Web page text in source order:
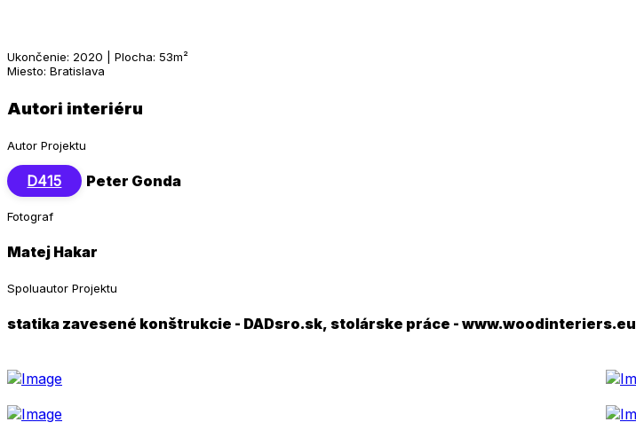
Ukončenie: 2020 | Plocha: 53m²
Miesto: Bratislava
Autori interiéru
Autor Projektu
D415 Peter Gonda
Fotograf
Matej Hakar
Spoluautor Projektu
statika zavesené konštrukcie - DADsro.sk, stolárske práce - www.woodinteriers.eu